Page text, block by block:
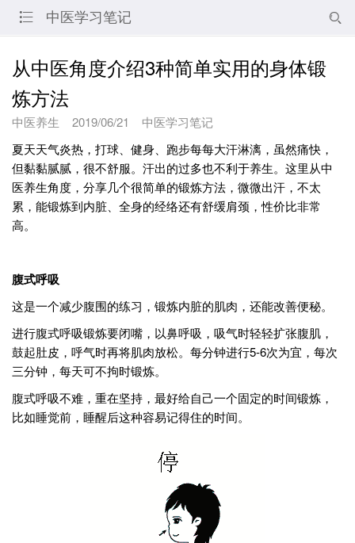
 中医学习笔记 
从中医角度介绍3种简单实用的身体锻
炼方法
中医养生 2019/06/21
中医学习笔记
夏天天气炎热，打球、健身、跑步每每大汗淋漓，虽然痛快，
但黏黏腻腻，很不舒服。汗出的过多也不利于养生。这里从中
医养生角度，分享几个很简单的锻炼方法，微微出汗，不太
累，能锻炼到内脏、全身的经络还有舒缓肩颈，性价比非常
高。
腹式呼吸
这是一个减少腹围的练习，锻炼内脏的肌肉，还能改善便秘。
进行腹式呼吸锻炼要闭嘴，以鼻呼吸，吸气时轻轻扩张腹肌，
鼓起肚皮，呼气时再将肌肉放松。每分钟进行5-6次为宜，每次
三分钟，每天可不拘时锻炼。
腹式呼吸不难，重在坚持，最好给自己一个固定的时间锻炼，
比如睡觉前，睡醒后这种容易记得住的时间。